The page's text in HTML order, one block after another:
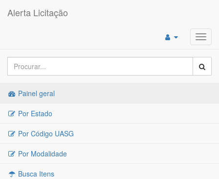
Alerta Licitação
Painel geral
Por Estado
Por Código UASG
Por Modalidade
Busca Itens